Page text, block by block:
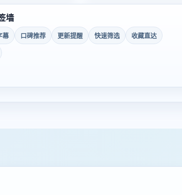
墙
幕 口碑推荐 更新提醒 快速筛选 收藏直达